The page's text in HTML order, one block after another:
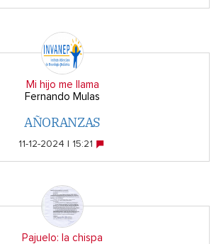
Mi hijo me llama
Fernando Mulas
AÑORANZAS
11-12-2024 | 15:21
Pajuelo: la chispa